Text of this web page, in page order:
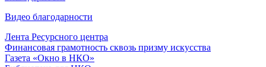
Видео благодарности
Лента Ресурсного центра
Финансовая грамотность сквозь призму искусства
Газета «Окно в НКО»